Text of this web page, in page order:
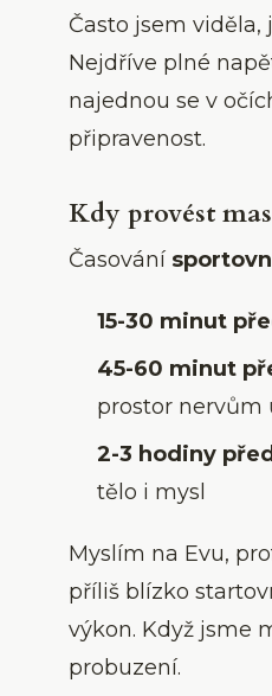
Často jsem
Nejdříve plné
najednou se v
připravenost.
Kdy provést
Časování
15-30 minut
45-60 minut
prostor nervům
2-3 hodiny
tělo i mysl
Myslím na Evu,
příliš blízko
výkon. Když jsme
probuzení.